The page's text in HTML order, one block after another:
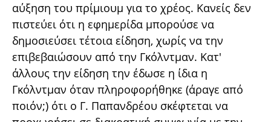
αύξηση του πρίμιουμ για το χρέος. Κανείς δεν
πιστεύει ότι η εφημερίδα μπορούσε να
δημοσιεύσει τέτοια είδηση, χωρίς να την
επιβεβαιώσουν από την Γκόλντμαν. Κατ'
άλλους την είδηση την έδωσε η ίδια η
Γκόλντμαν όταν πληροφορήθηκε (άραγε από
ποιόν;) ότι ο Γ. Παπανδρέου σκέφτεται να